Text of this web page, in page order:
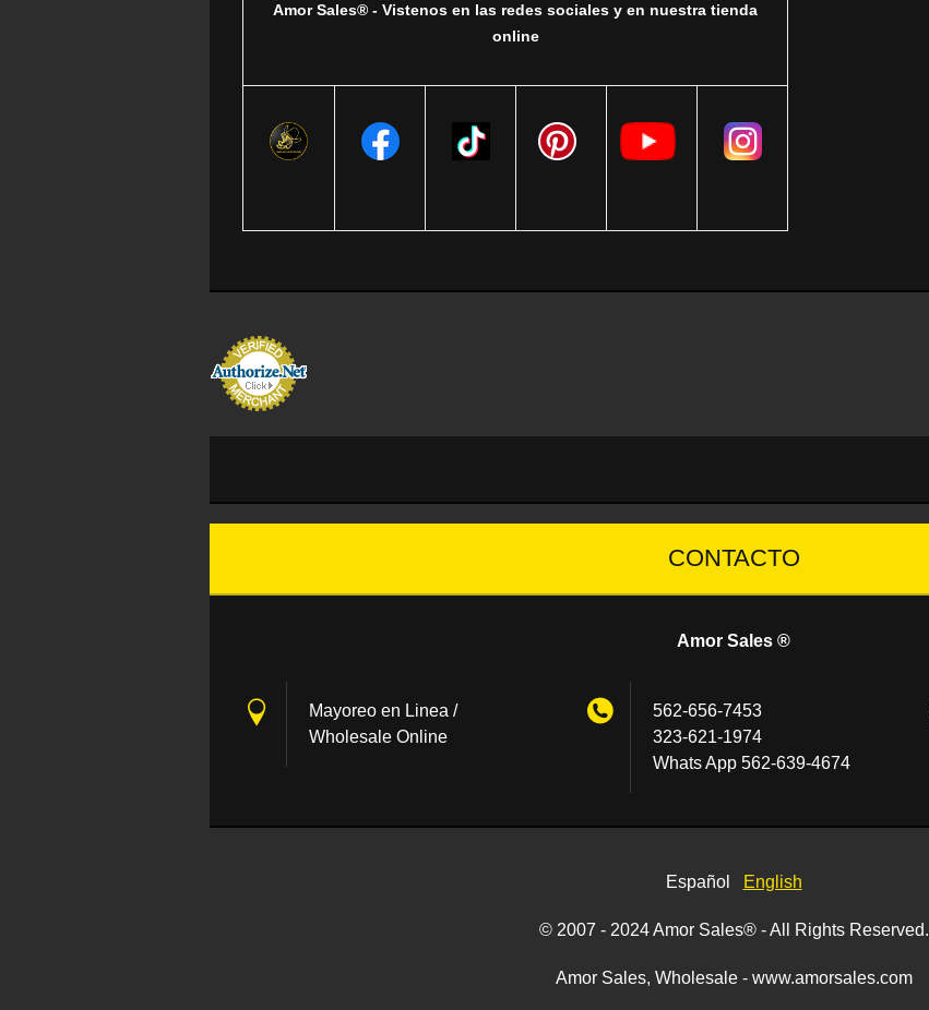
Amor Sales® - Vistenos en las redes sociales y en nuestra tienda
online
CONTACTO
Amor Sales ®
Mayoreo en Linea /
Wholesale Online
562-656-7453
323-621-1974
Whats App 562-639-4674
Español English
© 2007 - 2024 Amor Sales® - All Rights Reserved.
Amor Sales, Wholesale - www.amorsales.com